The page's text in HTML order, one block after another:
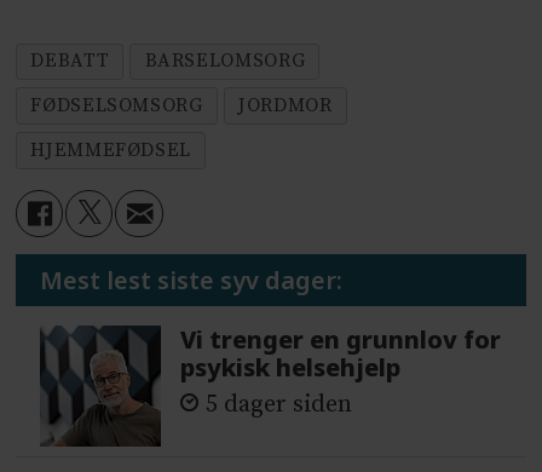
DEBATT
BARSELOMSORG
FØDSELSOMSORG
JORDMOR
HJEMMEFØDSEL
Mest lest siste syv dager:
Vi trenger en grunnlov for
psykisk helsehjelp
5 dager siden